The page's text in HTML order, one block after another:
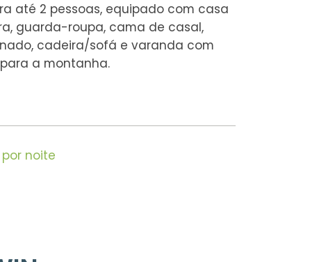
até 2 pessoas, equipado com casa
guarda-roupa, cama de casal,
cadeira/sofá e varanda com
a montanha.
por noite